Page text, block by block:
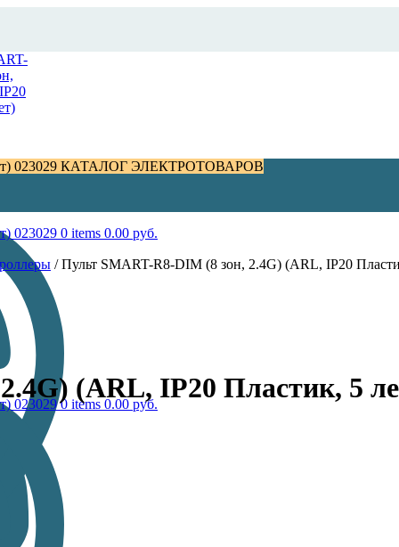
0 items 0.00 руб.
0 items 0.00 руб.
КАТАЛОГ ЭЛЕКТРОТОВАРОВ
/Пульт SMART-R8-DIM (8 зон, 2.4G) (ARL, IP20
(ARL, IP20 Пластик, 5